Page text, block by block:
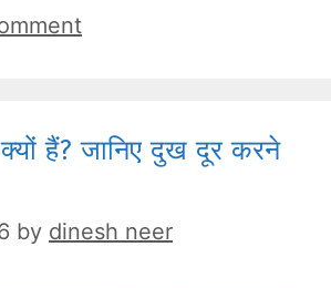
हैं? जानिए दुख दूर करने
by dinesh neer